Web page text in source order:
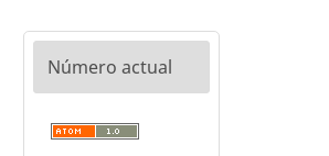
Número actual